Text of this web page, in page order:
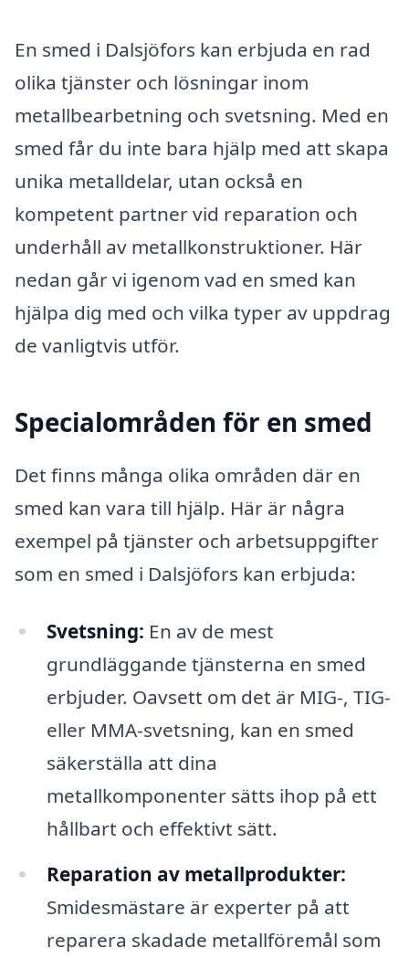
En smed i Dalsjöfors kan erbjuda en rad
olika tjänster och lösningar inom
metallbearbetning och svetsning. Med en
smed får du inte bara hjälp med att skapa
unika metalldelar, utan också en
kompetent partner vid reparation och
underhåll av metallkonstruktioner. Här
nedan går vi igenom vad en smed kan
hjälpa dig med och vilka typer av uppdrag
de vanligtvis utför.
Specialområden för en smed
Det finns många olika områden där en
smed kan vara till hjälp. Här är några
exempel på tjänster och arbetsuppgifter
som en smed i Dalsjöfors kan erbjuda:
Svetsning: En av de mest
grundläggande tjänsterna en smed
erbjuder. Oavsett om det är MIG-, TIG-
eller MMA-svetsning, kan en smed
säkerställa att dina
metallkomponenter sätts ihop på ett
hållbart och effektivt sätt.
Reparation av metallprodukter:
Smidesmästare är experter på att
reparera skadade metallföremål som